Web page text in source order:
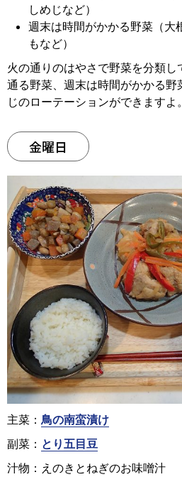
しめじなど）
週末は時間がかかる野菜（大
もなど）
火の通りのはやさで野菜を分類
通る野菜、週末は時間がかかる
じのローテーションができますよ。
金曜日
主菜： 鳥の南蛮漬け
副菜： とり五目豆
汁物：えのきとねぎのお味噌汁